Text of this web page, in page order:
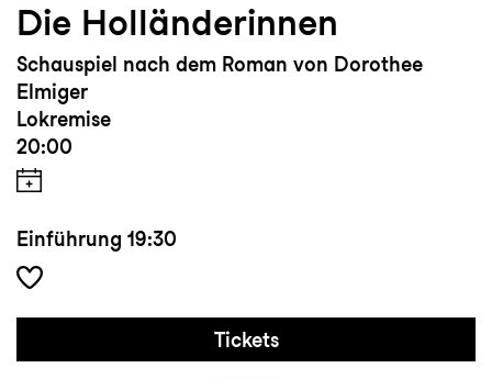
Die Holländerinnen
Schauspiel nach dem Roman von Dorothee
Elmiger
Lokremise
20:00
Einführung 19:30
Tickets